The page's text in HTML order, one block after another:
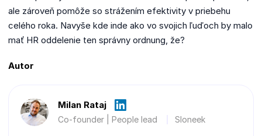
ale zároveň pomôže so strážením efektivity v priebehu
celého roka. Navyše kde inde ako vo svojich ľuďoch by malo
mať HR oddelenie ten správny ordnung, že?
Autor
Milan Rataj
Co-founder | People lead Sloneek